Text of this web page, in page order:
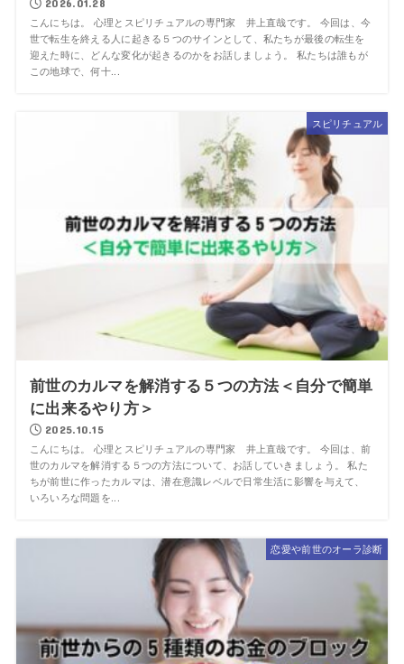
2026.01.28
こんにちは。 心理とスピリチュアルの専門家 井上直哉です。 今回は、今
世で転生を終える人に起きる５つのサインとして、私たちが最後の転生を
迎えた時に、どんな変化が起きるのかをお話しましょう。 私たちは誰もが
この地球で、何十...
スピリチュアル
前世のカルマを解消する５つの方法＜自分で簡単
に出来るやり方＞
2025.10.15
こんにちは。 心理とスピリチュアルの専門家 井上直哉です。 今回は、前
世のカルマを解消する５つの方法について、お話していきましょう。 私た
ちが前世に作ったカルマは、潜在意識レベルで日常生活に影響を与えて、
いろいろな問題を...
恋愛や前世のオーラ診断